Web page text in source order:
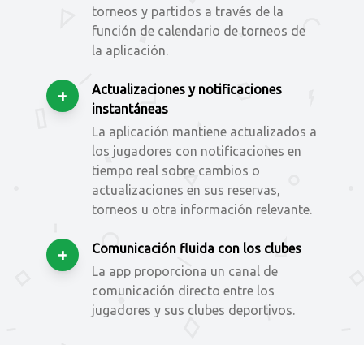
torneos y partidos a través de la
función de calendario de torneos de
la aplicación.
+
Actualizaciones y notificaciones
instantáneas
La aplicación mantiene actualizados a
los jugadores con notificaciones en
tiempo real sobre cambios o
actualizaciones en sus reservas,
torneos u otra información relevante.
+
Comunicación fluida con los clubes
La app proporciona un canal de
comunicación directo entre los
jugadores y sus clubes deportivos.